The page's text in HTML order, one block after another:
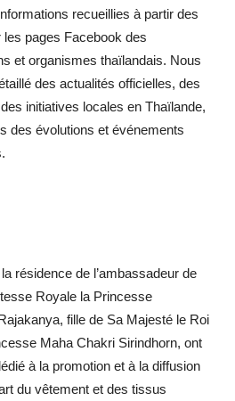
recueillies à partir des
pages Facebook des
et organismes thaïlandais. Nous
des actualités officielles, des
initiatives locales en Thaïlande,
des évolutions et événements
résidence de l’ambassadeur de
Royale la Princesse
fille de Sa Majesté le Roi
Maha Chakri Sirindhorn, ont
à la promotion et à la diffusion
du vêtement et des tissus